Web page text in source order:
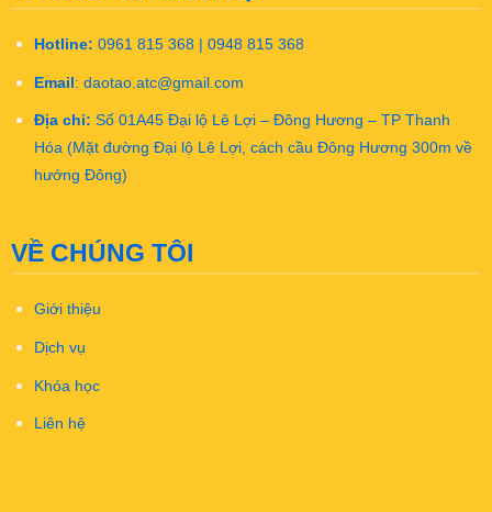
Hotline: 0961 815 368 | 0948 815 368
Email : daotao.atc@gmail.com
Địa chỉ: Số 01A45 Đại lộ Lê Lợi – Đông Hương – TP Thanh
Hóa (Mặt đường Đại lộ Lê Lợi, cách cầu Đông Hương 300m về
hướng Đông)
VỀ CHÚNG TÔI
Giới thiệu
Dịch vụ
Khóa học
Liên hệ